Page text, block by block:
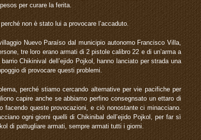
per curare la ferita.
non è stato lui a provocare l’accaduto.
Nuevo Paraíso dal municipio autonomo Francisco Villa,
tre loro erano armati di 2 pistole calibro 22 e di un’arma a
Chikinival dell’ejido Pojkol, hanno lanciato per strada una
di provocare questi problemi.
perché stiamo cercando alternative per vie pacifiche per
capire anche se abbiamo perfino consegnsato un ettaro di
facendo queste provocazioni, e ciò nonostante ci minacciano.
ogni giorni quelli di Chikinibal dell’ejido Pojkol, per far sì
di pattugliare armati, sempre armati tutti i giorni.